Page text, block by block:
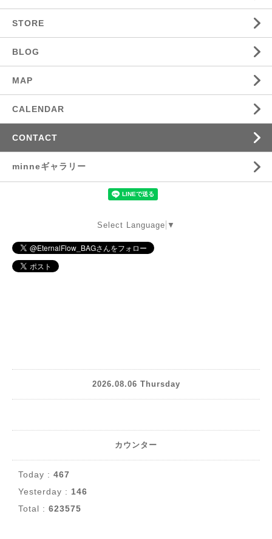
STORE
BLOG
MAP
CALENDAR
CONTACT
minneギャラリー
Select Language ▼
2026.08.06 Thursday
カウンター
Today : 467
Yesterday : 146
Total : 623575